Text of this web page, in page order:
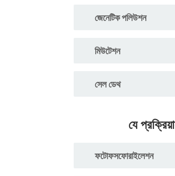
জেনেটিক পলিউশন
মিউটেশন
সেল ডেথ
যে
ফটোফসফোরাইলেশন